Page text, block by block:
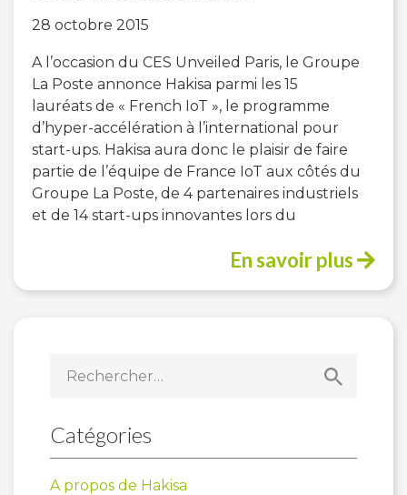
28 octobre 2015
A l’occasion du CES Unveiled Paris, le Groupe
La Poste annonce Hakisa parmi les 15
lauréats de « French IoT », le programme
d’hyper-accélération à l’international pour
start-ups. Hakisa aura donc le plaisir de faire
partie de l’équipe de France IoT aux côtés du
Groupe La Poste, de 4 partenaires industriels
et de 14 start-ups innovantes lors du
En savoir plus
Catégories
A propos de Hakisa